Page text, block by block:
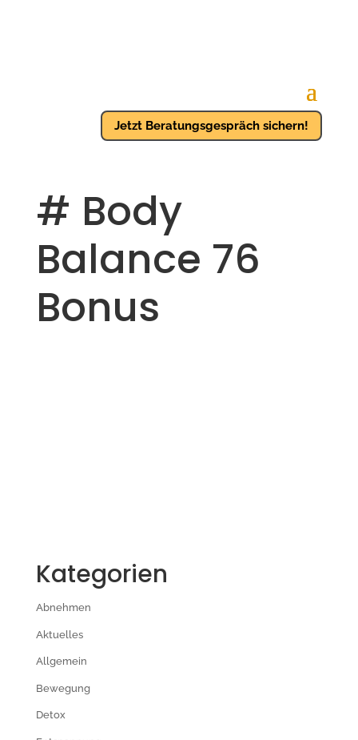
Jetzt Beratungsgespräch sichern!
# Body
Balance 76
Bonus
Kategorien
Abnehmen
Aktuelles
Allgemein
Bewegung
Detox